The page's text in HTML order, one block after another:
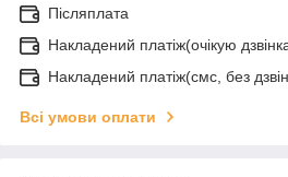
Післяплата
Накладений платіж(очікую
Накладений платіж(смс, без
Всі умови оплати